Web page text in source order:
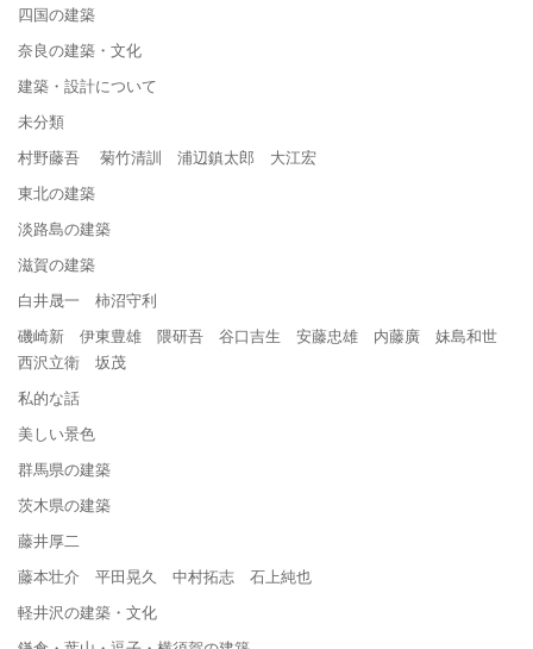
四国の建築
奈良の建築・文化
建築・設計について
未分類
村野藤吾 菊竹清訓 浦辺鎮太郎 大江宏
東北の建築
淡路島の建築
滋賀の建築
白井晟一 柿沼守利
磯崎新 伊東豊雄 隈研吾 谷口吉生 安藤忠雄 内藤廣 妹島和世
西沢立衛 坂茂
私的な話
美しい景色
群馬県の建築
茨木県の建築
藤井厚二
藤本壮介 平田晃久 中村拓志 石上純也
軽井沢の建築・文化